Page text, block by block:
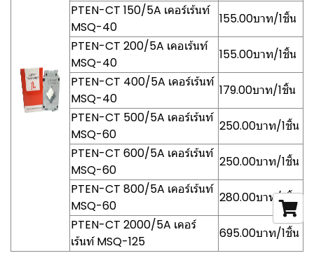
PTEN-CT 150/5A เคอร์เร้นท์
MSQ-40
155.00บาท/1ชิ้น
PTEN-CT 200/5A เคอเร้นท์
MSQ-40
155.00บาท/1ชิ้น
PTEN-CT 400/5A เคอร์เร้นท์
MSQ-40
179.00บาท/1ชิ้น
PTEN-CT 500/5A เคอร์เร้นท์
MSQ-60
250.00บาท/1ชิ้น
PTEN-CT 600/5A เคอร์เร้นท์
MSQ-60
250.00บาท/1ชิ้น
PTEN-CT 800/5A เคอร์เร้นท์
MSQ-60
280.00บาท/1ชิ้น
PTEN-CT 2000/5A เคอร์
เร้นท์ MSQ-125
695.00บาท/1ชิ้น